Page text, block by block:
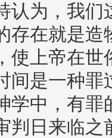
认为，我
存在就是
使上帝在
间是一种罪
学中，有
判日来临